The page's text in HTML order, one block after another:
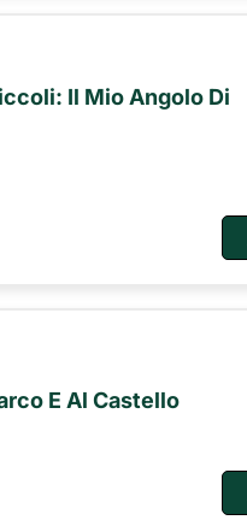
Il Mio Angolo Di
E Al Castello